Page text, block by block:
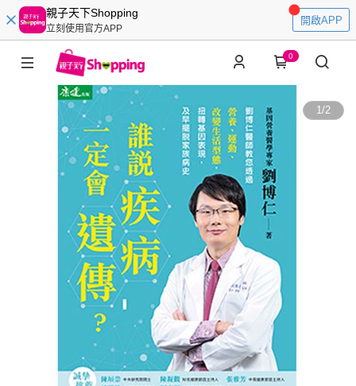
親子天下Shopping
立刻使用官方APP
開啟APP
0
1/2